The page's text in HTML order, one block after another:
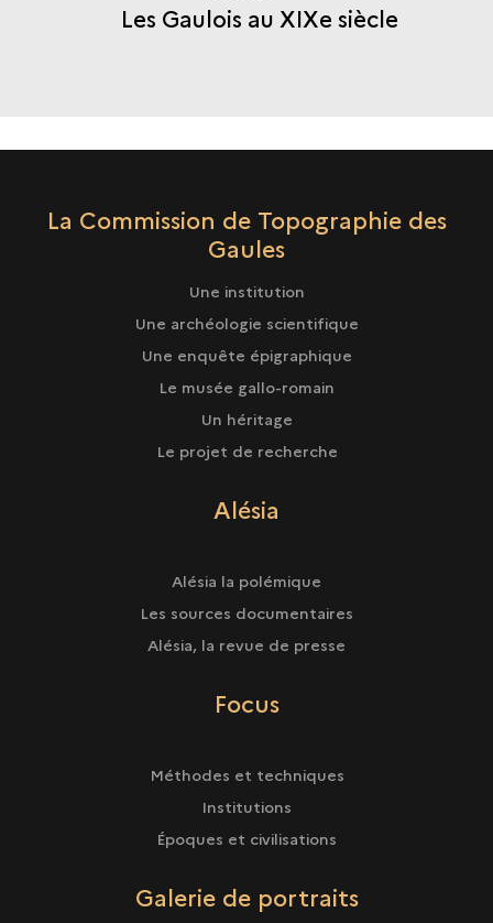
LES
SIÈCLE
Les Gaulois au XIXe siècle
La Commission de Topographie des
Gaules
Une institution
Une archéologie scientifique
Une enquête épigraphique
Le musée gallo-romain
Un héritage
Le projet de recherche
Alésia
Alésia la polémique
Les sources documentaires
Alésia, la revue de presse
Focus
Méthodes et techniques
Institutions
Époques et civilisations
Galerie de portraits